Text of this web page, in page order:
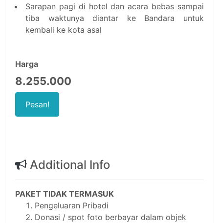
Sarapan pagi di hotel dan acara bebas sampai
tiba waktunya diantar ke Bandara untuk
kembali ke kota asal
Harga
8.255.000
Pesan!
Additional Info
PAKET TIDAK TERMASUK
Pengeluaran Pribadi
Donasi / spot foto berbayar dalam objek